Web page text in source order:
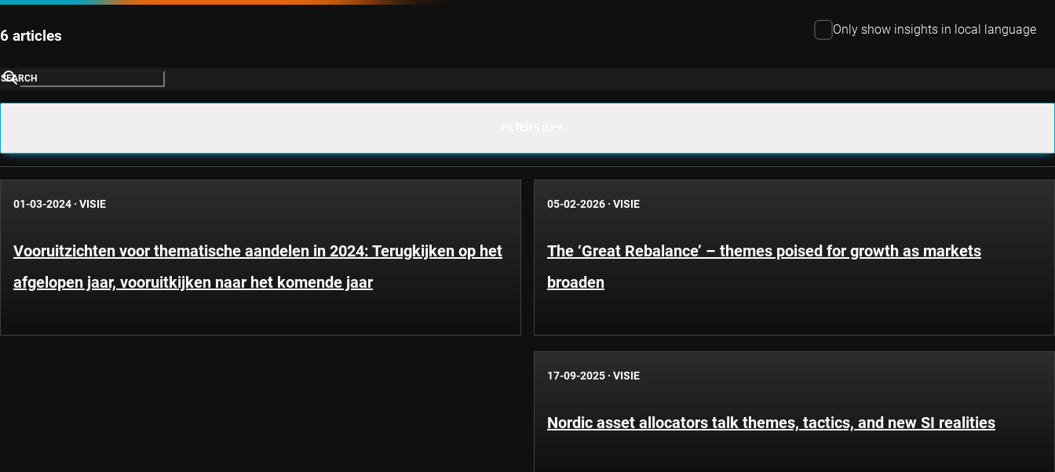
6 articles Only show insights in local language
SEARCH
01-03-2024 · VISIE
Vooruitzichten voor thematische aandelen in 2024: Terugkijken op het
afgelopen jaar, vooruitkijken naar het komende jaar
05-02-2026 · VISIE
The ‘Great Rebalance’ – themes poised for growth as markets
broaden
17-09-2025 · VISIE
Nordic asset allocators talk themes, tactics, and new SI realities